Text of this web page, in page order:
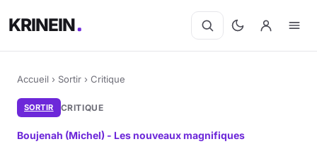
KRINEIN
Accueil › Sortir › Critique
SORTIR CRITIQUE
Boujenah (Michel) - Les nouveaux magnifiques